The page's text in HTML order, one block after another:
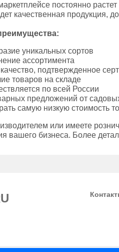
постоянно
качественная продукция,
уникальных сортов
ассортимента
подтвержденное
товаров на складе
по всей России
предложений от
самую низкую стоимость
или имеете
вашего бизнеса. Более